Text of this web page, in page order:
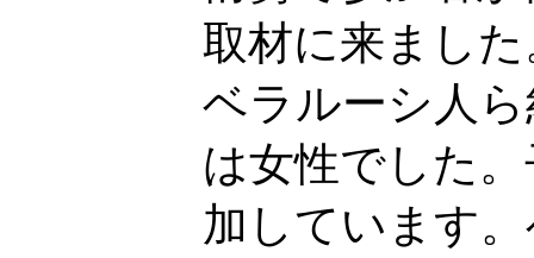
取材に来まし
ベラルーシ人
は女性でした
加しています